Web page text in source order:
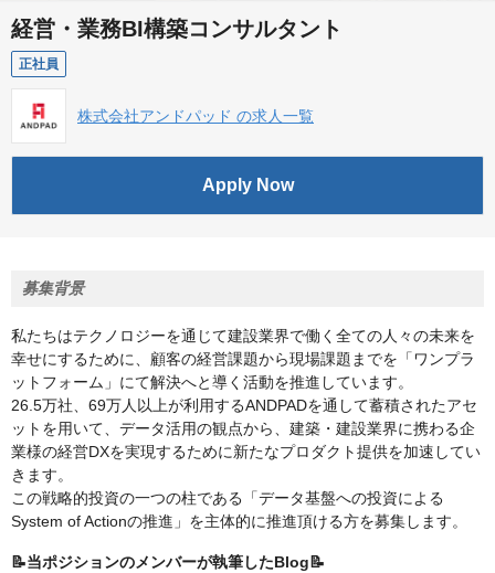
経営・業務BI構築コンサルタント
正社員
株式会社アンドパッド の求人一覧
Apply Now
募集背景
私たちはテクノロジーを通じて建設業界で働く全ての人々の未来を
幸せにするために、顧客の経営課題から現場課題までを「ワンプラ
ットフォーム」にて解決へと導く活動を推進しています。
26.5万社、69万人以上が利用するANDPADを通して蓄積されたアセ
ットを用いて、データ活用の観点から、建築・建設業界に携わる企
業様の経営DXを実現するために新たなプロダクト提供を加速してい
きます。
この戦略的投資の一つの柱である「データ基盤への投資による
System of Actionの推進」を主体的に推進頂ける方を募集します。
📝当ポジションのメンバーが執筆したBlog📝